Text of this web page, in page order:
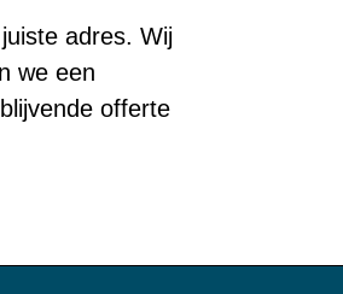
adres. Wij
we een
offerte